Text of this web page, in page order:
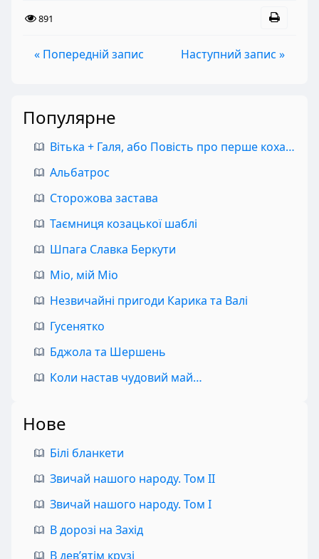
891
« Попередній запис Наступний запис »
Популярне
Вітька + Галя, або Повість про перше кохання
Альбатрос
Сторожова застава
Таємниця козацької шаблі
Шпага Славка Беркути
Міо, мій Міо
Незвичайні пригоди Карика та Валі
Гусенятко
Бджола та Шершень
Коли настав чудовий май…
Нове
Білі бланкети
Звичай нашого народу. Том II
Звичай нашого народу. Том I
В дорозі на Захід
В дев’ятім крузі